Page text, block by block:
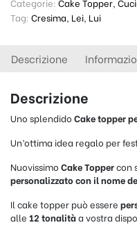
Tag: Cresima Lei Lui
Descrizione
Descrizione
Uno splendido Cake topper
Un’ottima idea regalo per
Nuovissimo Cake Toppercon
personalizzato con il nome
Il cake topper può essere
alle 12 tonalitàa vostra